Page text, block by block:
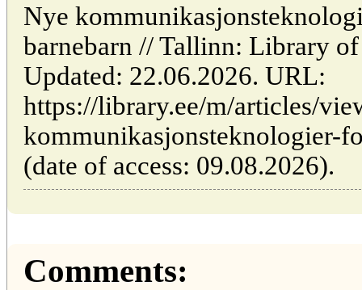
Nye
barnebarn // Tallinn: Library
Updated: 22.06.2026. URL:
https://library.ee/m/articles/
kommunikasjonsteknologier-
(date of access: 09.08.2026).
Comments: